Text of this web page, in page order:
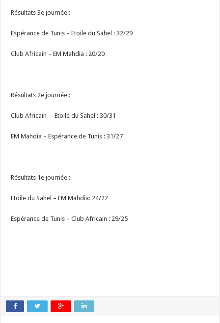
Résultats 3e journée :
Espérance de Tunis – Etoile du Sahel : 32/29
Club Africain – EM Mahdia : 20/20
Résultats 2e journée :
Club Africain – Etoile du Sahel : 30/31
EM Mahdia – Espérance de Tunis : 31/27
Résultats 1e journée :
Etoile du Sahel – EM Mahdia: 24/22
Espérance de Tunis – Club Africain : 29/25